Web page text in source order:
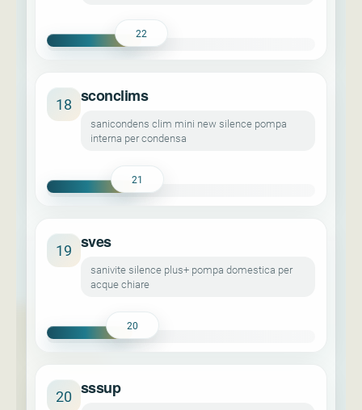
22
18 sconclims
sanicondens clim mini new silence pompa
interna per condensa
21
19 sves
sanivite silence plus+ pompa domestica per
acque chiare
20
20 sssup